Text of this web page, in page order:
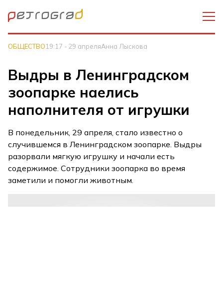
ОБЩЕСТВО19:17 - 29 апреляАнна Лыскова
Выдры в Ленинградском
зоопарке наелись
наполнителя от игрушки
В понедельник, 29 апреля, стало известно о
случившемся в Ленинградском зоопарке. Выдры
разорвали мягкую игрушку и начали есть
содержимое. Сотрудники зоопарка во время
заметили и помогли животным.